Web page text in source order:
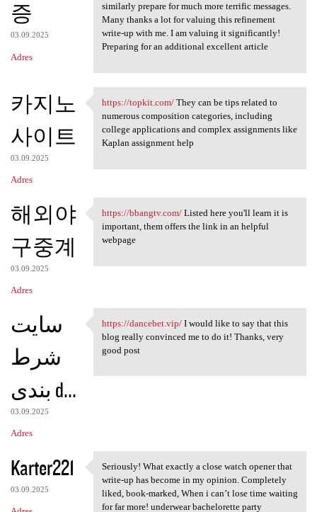
증
03.09.2025
Adres
similarly prepare for much more terrific messages.
Many thanks a lot for valuing this refinement
write-up with me. I am valuing it significantly!
Preparing for an additional excellent article
카지노
사이트
03.09.2025
Adres
https://topkit.com/ They can
https://topkit.com/They can be tips related to
numerous composition categories, including
college applications and complex assignments like
Kaplan assignment help
해외야
구중계
03.09.2025
Adres
https://bbangtv.com/ Listed
https://bbangtv.com/Listed here you'll learn it is
important, them offers the link in an helpful
webpage
سایت
شرط
بندی d...
03.09.2025
Adres
https://dancebet.vip/ I would
https://dancebet.vip/I would like to say that this
blog really convinced me to do it! Thanks, very
good post
Karter221
03.09.2025
Seriously! What exactly a
Seriously! What exactly a close watch opener that
write-up has become in my opinion. Completely
liked, book-marked, When i can’t lose time waiting
for far more! underwear bachelorette party